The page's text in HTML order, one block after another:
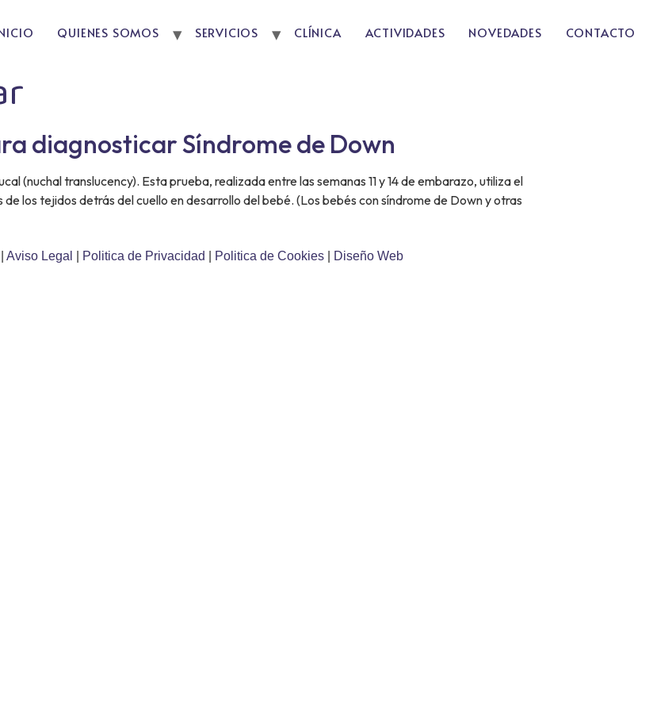
QUIENES SOMOS SERVICIOS CLÍNICA ACTIVIDADES NOVEDADES CONTACTO
diagnosticar Síndrome de Down
(nuchal translucency). Esta prueba, realizada entre las semanas 11 y 14 de embarazo, utiliza el
los tejidos detrás del cuello en desarrollo del bebé. (Los bebés con síndrome de Down y otras
Aviso Legal Politica de Privacidad Politica de Cookies Diseño Web